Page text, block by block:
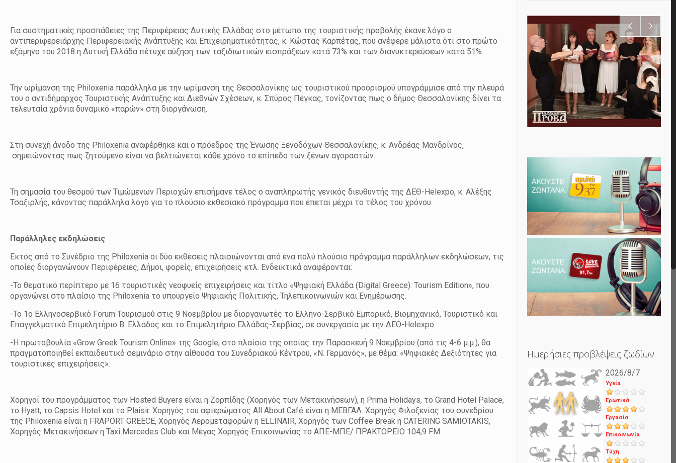
Για συστηματικές προσπάθειες της Περιφέρειας Δυτικής Ελλάδας στο μέτωπο της τουριστικής προβολής έκανε λόγο ο
αντιπεριφερειάρχης Περιφερειακής Ανάπτυξης και Επιχειρηματικότητας, κ. Κώστας Καρπέτας, που ανέφερε μάλιστα ότι στο πρώτο
εξάμηνο του 2018 η Δυτική Ελλάδα πέτυχε αύξηση των ταξιδιωτικών εισπράξεων κατά 73% και των διανυκτερεύσεων κατά 51%.
Την ωρίμανση της Philoxenia παράλληλα με την ωρίμανση της Θεσσαλονίκης ως τουριστικού προορισμού υπογράμμισε από την πλευρά
του ο αντιδήμαρχος Τουριστικής Ανάπτυξης και Διεθνών Σχέσεων, κ. Σπύρος Πέγκας, τονίζοντας πως ο δήμος Θεσσαλονίκης δίνει τα
τελευταία χρόνια δυναμικό «παρών» στη διοργάνωση.
Στη συνεχή άνοδο της Philoxenia αναφέρθηκε και ο πρόεδρος της Ένωσης Ξενοδόχων Θεσσαλονίκης, κ. Ανδρέας Μανδρίνος,
σημειώνοντας πως ζητούμενο είναι να βελτιώνεται κάθε χρόνο το επίπεδο των ξένων αγοραστών.
Τη σημασία του θεσμού των Τιμώμενων Περιοχών επισήμανε τέλος ο αναπληρωτής γενικός διευθυντής της ΔΕΘ-Helexpo, κ. Αλέξης
Τσαξιρλής, κάνοντας παράλληλα λόγο για το πλούσιο εκθεσιακό πρόγραμμα που έπεται μέχρι το τέλος του χρόνου.
Παράλληλες εκδηλώσεις
Εκτός από το Συνέδριο της Philoxenia οι δύο εκθέσεις πλαισιώνονται από ένα πολύ πλούσιο πρόγραμμα παράλληλων εκδηλώσεων, τις
οποίες διοργανώνουν Περιφέρειες, Δήμοι, φορείς, επιχειρήσεις κτλ. Ενδεικτικά αναφέρονται:
-Το θεματικό περίπτερο με 16 τουριστικές νεοφυείς επιχειρήσεις και τίτλο «Ψηφιακή Ελλάδα (Digital Greece): Tourism Edition», που
οργανώνει στο πλαίσιο της Philoxenia το υπουργείο Ψηφιακής Πολιτικής, Τηλεπικοινωνιών και Ενημέρωσης.
-Το 1ο Ελληνοσερβικό Forum Τουρισμού στις 9 Νοεμβρίου με διοργανωτές το Ελληνο-Σερβικό Εμπορικό, Βιομηχανικό, Τουριστικό και
Επαγγελματικό Επιμελητήριο Β. Ελλάδος και το Επιμελητήριο Ελλάδας-Σερβίας, σε συνεργασία με την ΔΕΘ-Helexpo.
-Η πρωτοβουλία «Grow Greek Tourism Online» της Google, στο πλαίσιο της οποίας την Παρασκευή 9 Νοεμβρίου (από τις 4-6 μ.μ.), θα
πραγματοποιηθεί εκπαιδευτικό σεμινάριο στην αίθουσα του Συνεδριακού Κέντρου, «Ν. Γερμανός», με θέμα: «Ψηφιακές Δεξιότητες για
τουριστικές επιχειρήσεις».
Χορηγοί του προγράμματος των Hosted Buyers είναι η Ζορπίδης (Χορηγός των Μετακινήσεων), η Prima Holidays, το Grand Hotel Palace,
το Hyatt, το Capsis Hotel και το Plaisir. Χορηγός του αφιερώματος All About Café είναι η ΜΕΒΓΑΛ. Χορηγός Φιλοξενίας του συνεδρίου
της Philoxenia είναι η FRAPORT GREECE, Χορηγός Αερομεταφορών η ΕLLINAIR, Χορηγός των Coffee Break η CATERING SAMIOTAKIS,
Χορηγός Μετακινήσεων η Taxi Mercedes Club και Mέγας Χορηγός Επικοινωνίας το ΑΠΕ-ΜΠΕ/ ΠΡΑΚΤΟΡΕΙΟ 104,9 FM.
Ημερήσιες προβλέψεις ζωδίων
2026/8/7
Υγεία
Ερωτικά
Εργασία
Επικοινωνία
Τύχη